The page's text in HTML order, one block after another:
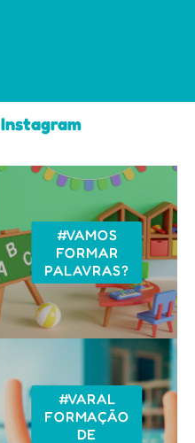
Instagram
#VAMOS
FORMAR
PALAVRAS?
#VARAL
FORMAÇÃO
DE